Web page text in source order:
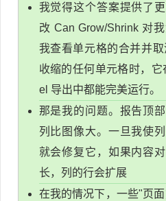
我觉得这个答案提供了
改 Can Grow/Shrink 对
我查看单元格的合并并
收缩的任何单元格时，
el 导出中都能完美运行。
那是我的问题。报告顶
列比图像大。一旦我使
就会修复它，如果内容
长，列的行会扩展
在我的情况下，一些"页